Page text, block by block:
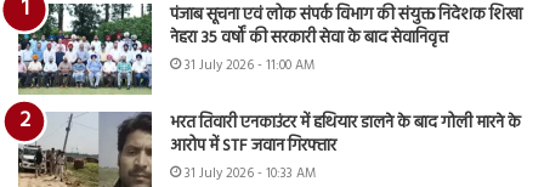
पंजाब सूचना एवं लोक संपर्क विभाग की संयुक्त निदेशक शिखा
नेहरा 35 वर्षों की सरकारी सेवा के बाद सेवानिवृत्त
31 July 2026 - 11:00 AM
भरत तिवारी एनकाउंटर में हथियार डालने के बाद गोली मारने के
आरोप में STF जवान गिरफ्तार
31 July 2026 - 10:33 AM